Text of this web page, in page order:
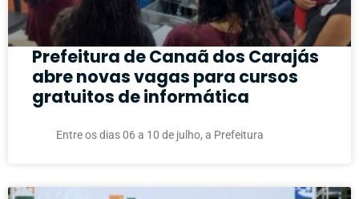
Prefeitura de Canaã dos Carajás
abre novas vagas para cursos
gratuitos de informática
Entre os dias 06 a 10 de julho, a Prefeitura